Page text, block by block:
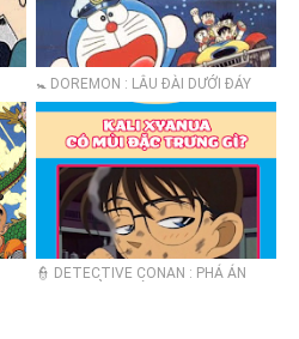
🚼 DOREMON : LÂU ĐÀI DƯỚI ĐÁY
BIỂN
👮 DETECTIVE CONAN : PHÁ ÁN